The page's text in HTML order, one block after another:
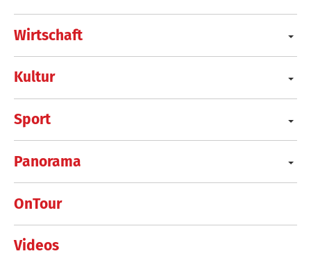
Wirtschaft
Kultur
Sport
Panorama
OnTour
Videos